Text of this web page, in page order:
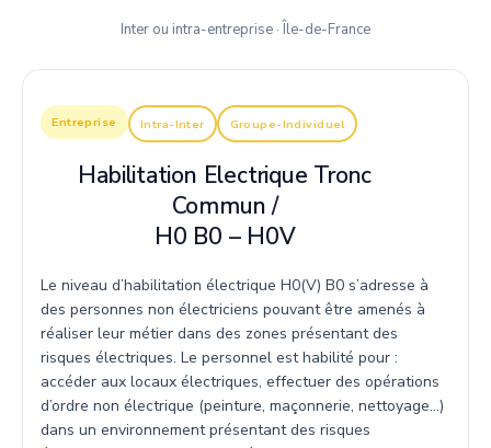
Inter ou intra-entreprise · Île-de-France
Entreprise Intra-Inter Groupe-Individuel
Habilitation Electrique Tronc
Commun /
H0 B0 – H0V
Le niveau d’habilitation électrique H0(V) B0 s’adresse à
des personnes non électriciens pouvant être amenés à
réaliser leur métier dans des zones présentant des
risques électriques. Le personnel est habilité pour :
accéder aux locaux électriques, effectuer des opérations
d’ordre non électrique (peinture, maçonnerie, nettoyage…)
dans un environnement présentant des risques